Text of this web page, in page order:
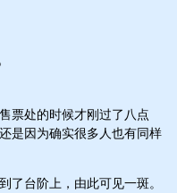
票处的时候才刚过了八点
是因为确实很多人也有同样
了台阶上，由此可见一斑。